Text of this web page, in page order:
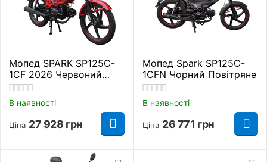
Мопед SPARK SP125C-
1CF 2026 Червоний
Повітряне
В наявності
Ціна 27 928 грн
Мопед Spark SP125C-
1CFN Чорний Повітряне
В наявності
Ціна 26 771 грн